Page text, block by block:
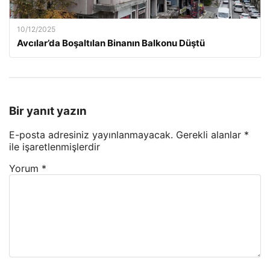
10/12/2025
Avcılar’da Boşaltılan Binanın Balkonu Düştü
Bir yanıt yazın
E-posta adresiniz yayınlanmayacak. Gerekli alanlar *
ile işaretlenmişlerdir
Yorum *